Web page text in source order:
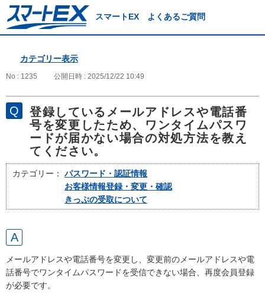
スマートEX よくあるご質問
カテゴリー表示
No : 1235 公開日時 : 2025/12/22 10:49
登録しているメールアドレスや電話番
号を変更したため、ワンタイムパスワ
ードが届かない場合の対処方法を教え
てください。
カテゴリー：
パスワード・認証情報
お客様情報登録・変更・確認
きっぷの受取について
メールアドレスや電話番号を変更し、変更前のメールアドレスや電
話番号でワンタイムパスワードを受信できない場合、再度会員登録
が必要です。